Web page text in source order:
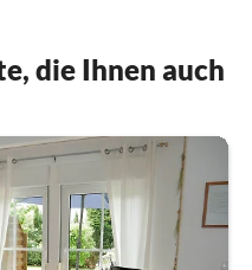
die Ihnen auch